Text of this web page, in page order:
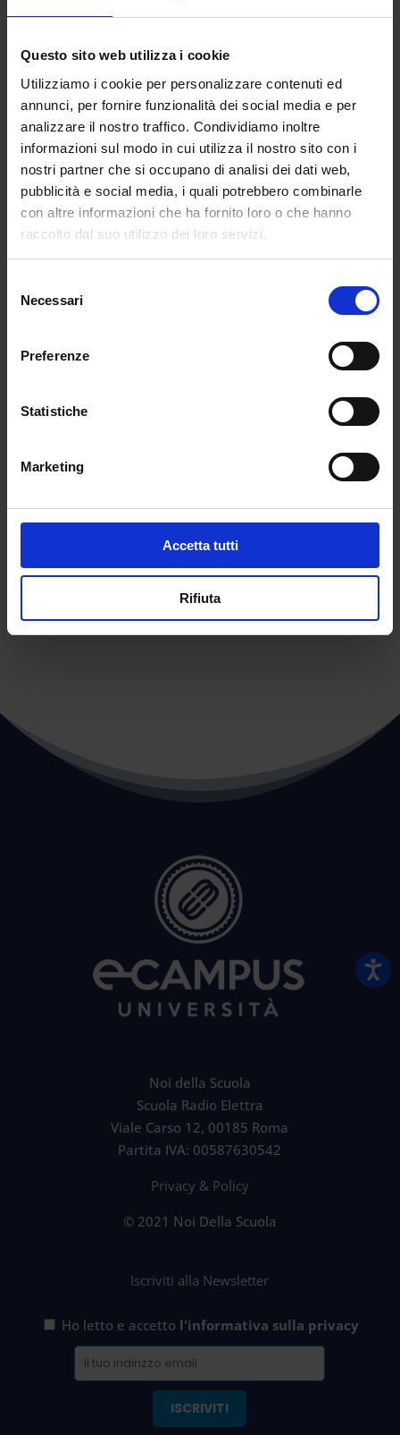
Questo sito web utilizza i cookie
Utilizziamo i cookie per personalizzare contenuti ed
annunci, per fornire funzionalità dei social media e per
analizzare il nostro traffico. Condividiamo inoltre
informazioni sul modo in cui utilizza il nostro sito con i
nostri partner che si occupano di analisi dei dati web,
pubblicità e social media, i quali potrebbero combinarle
con altre informazioni che ha fornito loro o che hanno
raccolto dal suo utilizzo dei loro servizi.
delNecessari
Preferenze
Statistiche
Marketing
Accetta tutti
Rifiuta
alunni – nei periodi immediatamente
didattiche, nel cambio dell’ora o nell’uscita
dalla classe per l’utilizzo dei servizi e durante la
ricreazione – e del pubblico;
– pulizia dei locali, degli spazi scolastici, degli
arredi e delle pertinenze;
– vigilanza sugli alunni, compresa l’ordinaria
vigilanza e l’assistenza necessaria durante il
dell’infanzia e primaria, nell’uso dei servizi e
– custodia e sorveglianza generica sui locali
– collaborazione con i docenti.
assistenza e di monitoraggio delle esigenze
– supporto ai servizi amministrativi e tecnici.
Noi della Scuola
Scuola Radio Elettra
Viale Carso 12, 00185 Roma
Partita IVA: 00587630542
Privacy & Policy
© 2021 Noi Della Scuola
Iscriviti alla Newsletter
Ho letto e accetto l'informativa sulla privacy